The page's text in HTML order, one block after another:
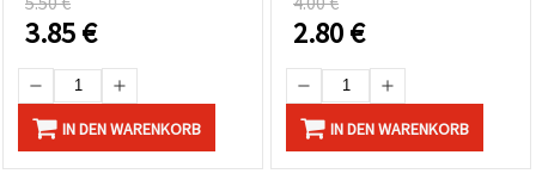
Schmuckherstellung
3.85€
IN DEN WARENKORB
2.80€
IN DEN WARENKORB